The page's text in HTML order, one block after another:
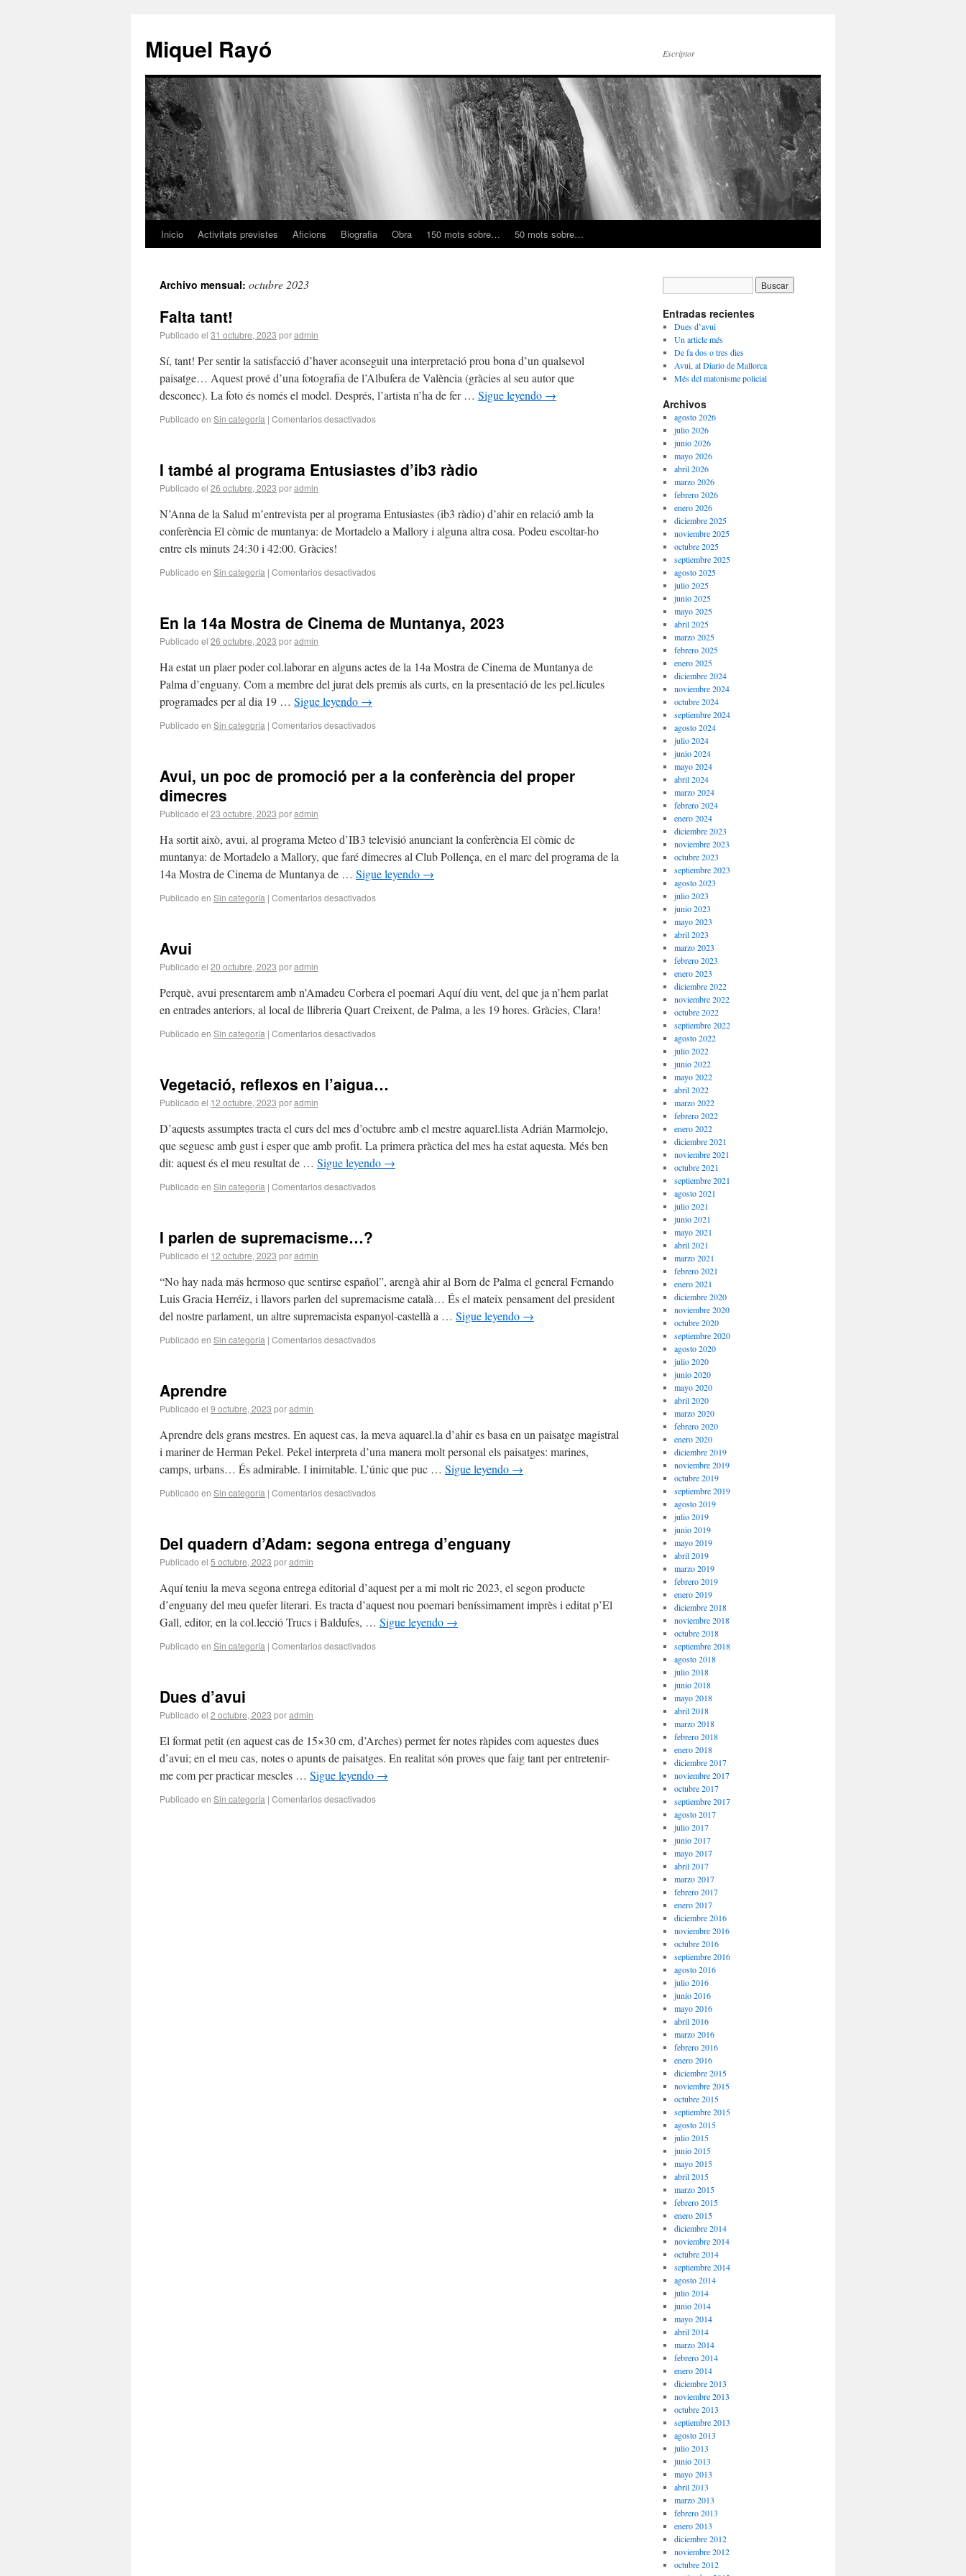
Miquel Rayó Escriptor
Inicio Activitats previstes Aficions Biografia Obra 150 mots sobre… 50 mots sobre…
Archivo mensual: octubre 2023
Falta tant!
Publicado el 31 octubre, 2023 poradmin
Sí, tant! Per sentir la satisfacció d’haver aconseguit una interpretació prou bona d’un qualsevol
paisatge… Aquest prové d’una fotografia de l’Albufera de València (gràcies al seu autor que
desconec). La foto és només el model. Després, l’artista n’ha de fer … Sigue leyendo →
Publicado en Sin categoría | Comentarios desactivados
I també al programa Entusiastes d’ib3 ràdio
Publicado el 26 octubre, 2023 poradmin
N’Anna de la Salud m’entrevista per al programa Entusiastes (ib3 ràdio) d’ahir en relació amb la
conferència El còmic de muntanya: de Mortadelo a Mallory i alguna altra cosa. Podeu escoltar-ho
entre els minuts 24:30 i 42:00. Gràcies!
Publicado en Sin categoría | Comentarios desactivados
En la 14a Mostra de Cinema de Muntanya, 2023
Publicado el 26 octubre, 2023 poradmin
Ha estat un plaer poder col.laborar en alguns actes de la 14a Mostra de Cinema de Muntanya de
Palma d’enguany. Com a membre del jurat dels premis als curts, en la presentació de les pel.lícules
programades per al dia 19 … Sigue leyendo →
Publicado en Sin categoría | Comentarios desactivados
Avui, un poc de promoció per a la conferència del proper
dimecres
Publicado el 23 octubre, 2023 poradmin
Ha sortit això, avui, al programa Meteo d’IB3 televisió anunciant la conferència El còmic de
muntanya: de Mortadelo a Mallory, que faré dimecres al Club Pollença, en el marc del programa de la
14a Mostra de Cinema de Muntanya de … Sigue leyendo →
Publicado en Sin categoría | Comentarios desactivados
Avui
Publicado el 20 octubre, 2023 poradmin
Perquè, avui presentarem amb n’Amadeu Corbera el poemari Aquí diu vent, del que ja n’hem parlat
en entrades anteriors, al local de llibreria Quart Creixent, de Palma, a les 19 hores. Gràcies, Clara!
Publicado en Sin categoría | Comentarios desactivados
Vegetació, reflexos en l’aigua…
Publicado el 12 octubre, 2023 poradmin
D’aquests assumptes tracta el curs del mes d’octubre amb el mestre aquarel.lista Adrián Marmolejo,
que seguesc amb gust i esper que amb profit. La primera pràctica del mes ha estat aquesta. Més ben
dit: aquest és el meu resultat de … Sigue leyendo →
Publicado en Sin categoría | Comentarios desactivados
I parlen de supremacisme…?
Publicado el 12 octubre, 2023 poradmin
“No hay nada más hermoso que sentirse español”, arengà ahir al Born de Palma el general Fernando
Luis Gracia Herréiz, i llavors parlen del supremacisme català… És el mateix pensament del president
del nostre parlament, un altre supremacista espanyol-castellà a … Sigue leyendo →
Publicado en Sin categoría | Comentarios desactivados
Aprendre
Publicado el 9 octubre, 2023 poradmin
Aprendre dels grans mestres. En aquest cas, la meva aquarel.la d’ahir es basa en un paisatge magistral
i mariner de Herman Pekel. Pekel interpreta d’una manera molt personal els paisatges: marines,
camps, urbans… És admirable. I inimitable. L’únic que puc … Sigue leyendo →
Publicado en Sin categoría | Comentarios desactivados
Del quadern d’Adam: segona entrega d’enguany
Publicado el 5 octubre, 2023 poradmin
Aquí teniu la meva segona entrega editorial d’aquest per a mi molt ric 2023, el segon producte
d’enguany del meu quefer literari. Es tracta d’aquest nou poemari beníssimament imprès i editat p’El
Gall, editor, en la col.lecció Trucs i Baldufes, … Sigue leyendo →
Publicado en Sin categoría | Comentarios desactivados
Dues d’avui
Publicado el 2 octubre, 2023 poradmin
El format petit (en aquest cas de 15×30 cm, d’Arches) permet fer notes ràpides com aquestes dues
d’avui; en el meu cas, notes o apunts de paisatges. En realitat són proves que faig tant per entretenir-
me com per practicar mescles … Sigue leyendo →
Publicado en Sin categoría | Comentarios desactivados
Entradas recientes
Dues d’avui
Un article més
De fa dos o tres dies
Avui, al Diario de Mallorca
Més del matonisme policial
Archivos
agosto 2026
julio 2026
junio 2026
mayo 2026
abril 2026
marzo 2026
febrero 2026
enero 2026
diciembre 2025
noviembre 2025
octubre 2025
septiembre 2025
agosto 2025
julio 2025
junio 2025
mayo 2025
abril 2025
marzo 2025
febrero 2025
enero 2025
diciembre 2024
noviembre 2024
octubre 2024
septiembre 2024
agosto 2024
julio 2024
junio 2024
mayo 2024
abril 2024
marzo 2024
febrero 2024
enero 2024
diciembre 2023
noviembre 2023
octubre 2023
septiembre 2023
agosto 2023
julio 2023
junio 2023
mayo 2023
abril 2023
marzo 2023
febrero 2023
enero 2023
diciembre 2022
noviembre 2022
octubre 2022
septiembre 2022
agosto 2022
julio 2022
junio 2022
mayo 2022
abril 2022
marzo 2022
febrero 2022
enero 2022
diciembre 2021
noviembre 2021
octubre 2021
septiembre 2021
agosto 2021
julio 2021
junio 2021
mayo 2021
abril 2021
marzo 2021
febrero 2021
enero 2021
diciembre 2020
noviembre 2020
octubre 2020
septiembre 2020
agosto 2020
julio 2020
junio 2020
mayo 2020
abril 2020
marzo 2020
febrero 2020
enero 2020
diciembre 2019
noviembre 2019
octubre 2019
septiembre 2019
agosto 2019
julio 2019
junio 2019
mayo 2019
abril 2019
marzo 2019
febrero 2019
enero 2019
diciembre 2018
noviembre 2018
octubre 2018
septiembre 2018
agosto 2018
julio 2018
junio 2018
mayo 2018
abril 2018
marzo 2018
febrero 2018
enero 2018
diciembre 2017
noviembre 2017
octubre 2017
septiembre 2017
agosto 2017
julio 2017
junio 2017
mayo 2017
abril 2017
marzo 2017
febrero 2017
enero 2017
diciembre 2016
noviembre 2016
octubre 2016
septiembre 2016
agosto 2016
julio 2016
junio 2016
mayo 2016
abril 2016
marzo 2016
febrero 2016
enero 2016
diciembre 2015
noviembre 2015
octubre 2015
septiembre 2015
agosto 2015
julio 2015
junio 2015
mayo 2015
abril 2015
marzo 2015
febrero 2015
enero 2015
diciembre 2014
noviembre 2014
octubre 2014
septiembre 2014
agosto 2014
julio 2014
junio 2014
mayo 2014
abril 2014
marzo 2014
febrero 2014
enero 2014
diciembre 2013
noviembre 2013
octubre 2013
septiembre 2013
agosto 2013
julio 2013
junio 2013
mayo 2013
abril 2013
marzo 2013
febrero 2013
enero 2013
diciembre 2012
noviembre 2012
octubre 2012